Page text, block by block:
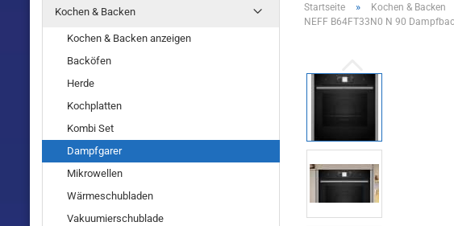
Einbaugeräte
Startseite » Kochen & Backen
NEFF B64FT33N0 N 90
Kochen & Backen
Kochen & Backen anzeigen
Backöfen
Herde
Kochplatten
Kombi Set
Dampfgarer
Mikrowellen
Wärmeschubladen
Vakuumierschublade